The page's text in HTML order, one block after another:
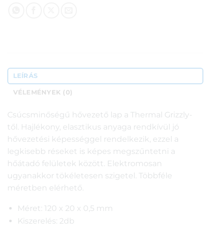
LEÍRÁS
VÉLEMÉNYEK (0)
Csúcsminőségű hővezető lap a Thermal Grizzly-
től. Hajlékony, elasztikus anyaga rendkívül jó
hővezetési képességgel rendelkezik, ezzel a
legkisebb réseket is képes megszűntetni a
hőátadó felületek között. Elektromosan
ugyanakkor tökéletesen szigetel. Többféle
méretben elérhető.
Méret: 120 x 20 x 0,5 mm
Kiszerelés: 2db